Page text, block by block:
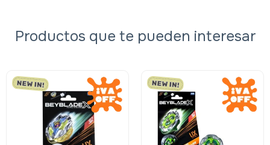
Productos que te pueden interesar